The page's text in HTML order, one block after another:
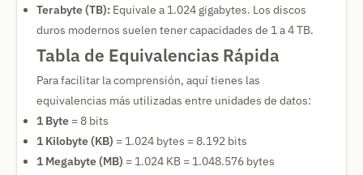
Terabyte (TB): Equivale a 1.024 gigabytes. Los discos
duros modernos suelen tener capacidades de 1 a 4 TB.
Tabla de Equivalencias Rápida
Para facilitar la comprensión, aquí tienes las
equivalencias más utilizadas entre unidades de datos:
1 Byte = 8 bits
1 Kilobyte (KB) = 1.024 bytes = 8.192 bits
1 Megabyte (MB) = 1.024 KB = 1.048.576 bytes